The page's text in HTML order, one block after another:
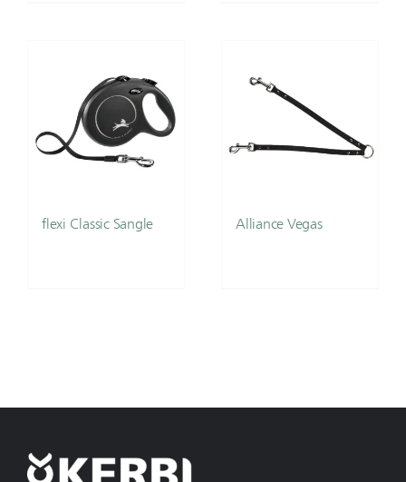
flexi Classic Sangle Alliance Vegas